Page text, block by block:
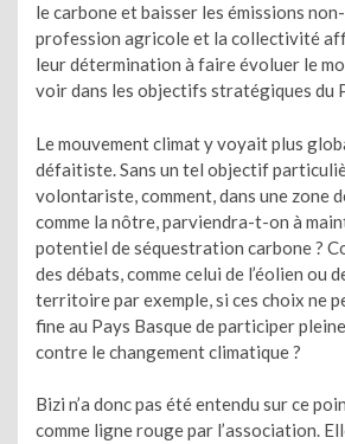
le carbone et baisser les émissions
profession agricole et la collectivité
leur détermination à faire évoluer le
voir dans les objectifs stratégiques du
Le mouvement climat y voyait plus
défaitiste. Sans un tel objectif
volontariste, comment, dans une zone
comme la nôtre, parviendra-t-on à
potentiel de séquestration carbone ?
des débats, comme celui de l’éolien ou
territoire par exemple, si ces choix ne
fine au Pays Basque de participer
contre le changement climatique ?
Bizi n’a donc pas été entendu sur ce
comme ligne rouge par l’association.